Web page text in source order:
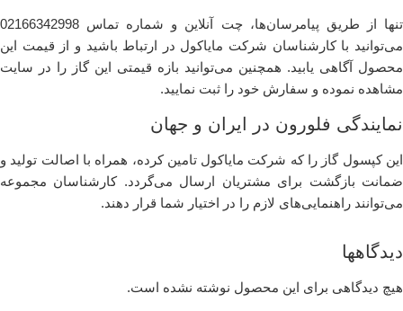
تنها از طریق پیامرسان‌ها، چت آنلاین و شماره تماس 02166342998
می‌توانید با کارشناسان شرکت مایاکول در ارتباط باشید و از قیمت این
محصول آگاهی یابید. همچنین می‌توانید بازه قیمتی این گاز را در سایت
مشاهده نموده و سفارش خود را ثبت نمایید.
نمایندگی فلورون در ایران و جهان
این کپسول گاز را که شرکت مایاکول تامین کرده، همراه با اصالت تولید و
ضمانت بازگشت برای مشتریان ارسال می‌گردد. کارشناسان مجموعه
می‌توانند راهنمایی‌های لازم را در اختیار شما قرار دهند.
دیدگاهها
هیچ دیدگاهی برای این محصول نوشته نشده است.